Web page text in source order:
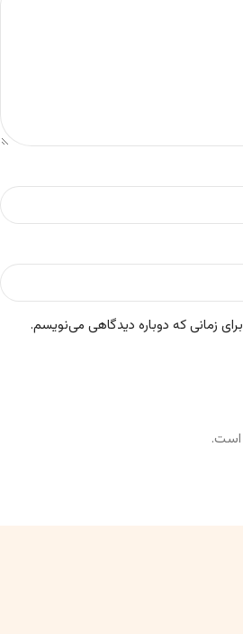
است.
زمانی که دوباره دیدگاهی می‌نویسم.